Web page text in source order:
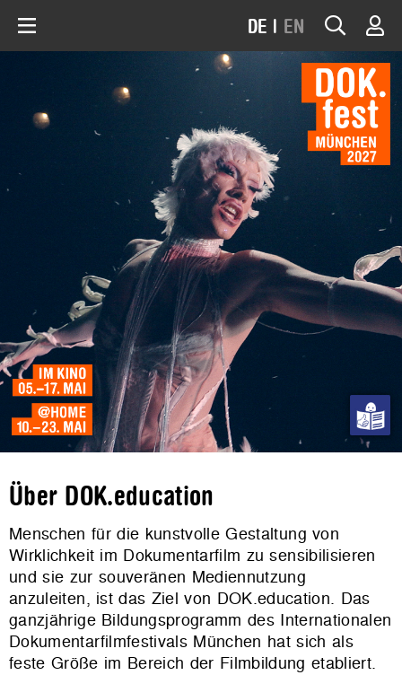
DE | EN
Über DOK.education
Menschen für die kunstvolle Gestaltung von
Wirklichkeit im Dokumentarfilm zu sensibilisieren
und sie zur souveränen Mediennutzung
anzuleiten, ist das Ziel von DOK.education. Das
ganzjährige Bildungsprogramm des Internationalen
Dokumentarfilmfestivals München hat sich als
feste Größe im Bereich der Filmbildung etabliert.